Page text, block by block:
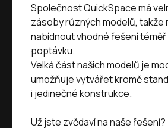
Společnost QuickSpace má
zásoby různých modelů, takže
nabídnout vhodné řešení
poptávku.
Velká část našich modelů je
umožňuje vytvářet kromě
i jedinečné konstrukce.
Už jste zvědaví na naše řešení?